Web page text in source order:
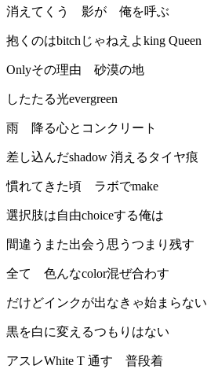
消えてくう 影が 俺を呼ぶ
抱くのはbitchじゃねえよking Queen
Onlyその理由 砂漠の地
したたる光evergreen
雨 降る心とコンクリート
差し込んだshadow 消えるタイヤ痕
慣れてきた頃 ラボでmake
選択肢は自由choiceする俺は
間違うまた出会う思うつまり残す
全て 色んなcolor混ぜ合わす
だけどインクが出なきゃ始まらない
黒を白に変えるつもりはない
アスレWhite T 通す 普段着